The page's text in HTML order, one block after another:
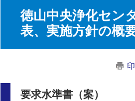
徳山中央浄化セン
表、実施方針の概
要求水準書（案）